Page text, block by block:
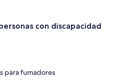
con discapacidad
para fumadores